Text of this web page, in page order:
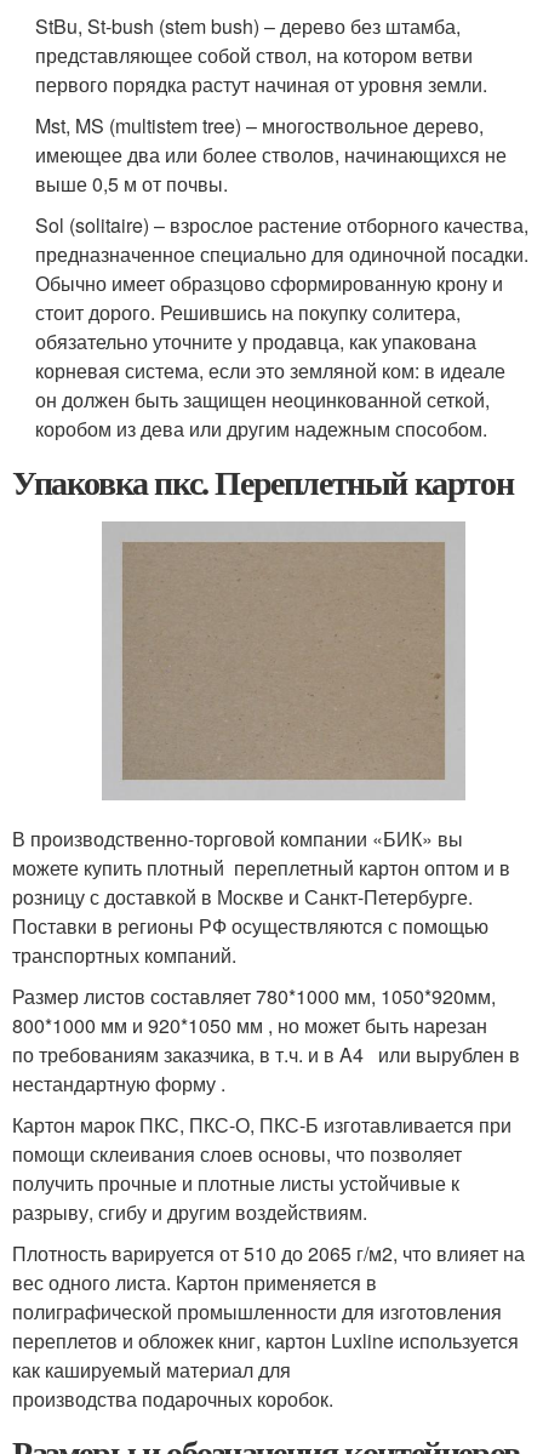
StBu, St-bush (stem bush) – дерево без штамба,
представляющее собой ствол, на котором ветви
первого порядка растут начиная от уровня земли.
Mst, MS (multistem tree) – многоcтвольное дерево,
имеющее два или более стволов, начинающихся не
выше 0,5 м от почвы.
Sol (solitaire) – взрослое растение отборного качества,
предназначенное специально для одиночной посадки.
Обычно имеет образцово сформированную крону и
стоит дорого. Решившись на покупку солитера,
обязательно уточните у продавца, как упакована
корневая система, если это земляной ком: в идеале
он должен быть защищен неоцинкованной сеткой,
коробом из дева или другим надежным способом.
Упаковка пкс. Переплетный картон
В производственно-торговой компании «БИК» вы
можете купить плотный переплетный картон оптом и в
розницу с доставкой в Москве и Санкт-Петербурге.
Поставки в регионы РФ осуществляются с помощью
транспортных компаний.
Размер листов составляет 780*1000 мм, 1050*920мм,
800*1000 мм и 920*1050 мм , но может быть нарезан
по требованиям заказчика, в т.ч. и в A4 или вырублен в
нестандартную форму .
Картон марок ПКС, ПКС-О, ПКС-Б изготавливается при
помощи склеивания слоев основы, что позволяет
получить прочные и плотные листы устойчивые к
разрыву, сгибу и другим воздействиям.
Плотность варируется от 510 до 2065 г/м2, что влияет на
вес одного листа. Картон применяется в
полиграфической промышленности для изготовления
переплетов и обложек книг, картон Luxline используется
как кашируемый материал для
производства подарочных коробок.